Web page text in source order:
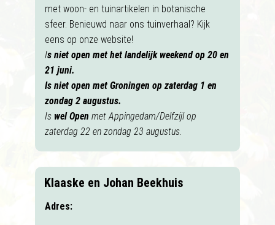
met woon- en tuinartikelen in botanische
sfeer. Benieuwd naar ons tuinverhaal? Kijk
eens op onze website!
Is niet open met het landelijk weekend op 20 en
21 juni.
Is niet open met Groningen op zaterdag 1 en
zondag 2 augustus.
Is wel Open met Appingedam/Delfzijl op
zaterdag 22 en zondag 23 augustus.
Klaaske en Johan Beekhuis
Adres: